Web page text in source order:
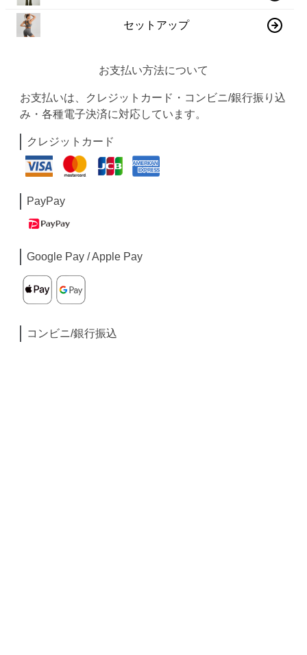
セットアップ
お支払い方法について
お支払いは、クレジットカード・コンビニ/銀行振り込
み・各種電子決済に対応しています。
クレジットカード
PayPay
Google Pay / Apple Pay
コンビニ/銀行振込